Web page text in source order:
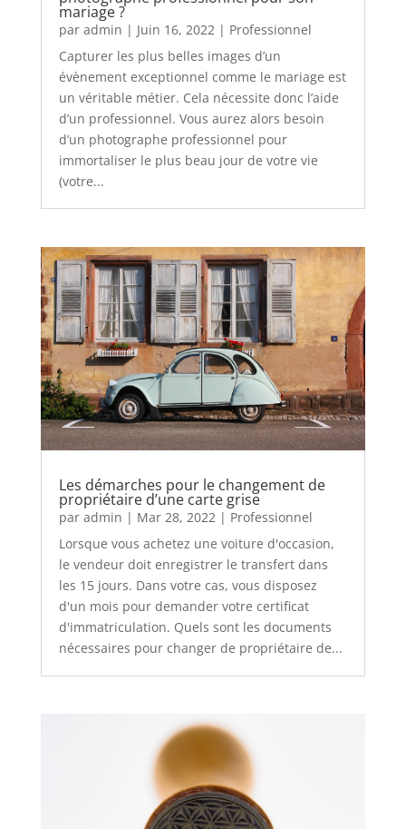
mariage ?
par admin | Juin 16, 2022 | Professionnel
Capturer les plus belles images d’un
évènement exceptionnel comme le mariage est
un véritable métier. Cela nécessite donc l’aide
d’un professionnel. Vous aurez alors besoin
d’un photographe professionnel pour
immortaliser le plus beau jour de votre vie
(votre...
Les démarches pour le changement de
propriétaire d’une carte grise
par admin | Mar 28, 2022 | Professionnel
Lorsque vous achetez une voiture d'occasion,
le vendeur doit enregistrer le transfert dans
les 15 jours. Dans votre cas, vous disposez
d'un mois pour demander votre certificat
d'immatriculation. Quels sont les documents
nécessaires pour changer de propriétaire de...